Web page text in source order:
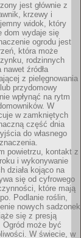
jest głównie z
krzewy i
widok, który
dom wydaje się
ogrodu jest
która może
rodzinnych
źródła
z pielęgnowania
przydomowy
wpłynąć na rytm
W
w zamkniętych
część dnia
do własnego
powietrzu, kontakt z
i wykonywanie
działa kojąco na
się od cyfrowego
które mają
Podlanie roślin,
nowych sadzonek
się z presją
Ogród może być
W świecie, w